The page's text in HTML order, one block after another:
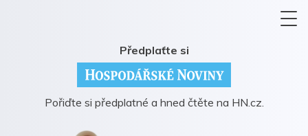
Předplaťte si
Pořiďte si předplatné a hned čtěte na HN.cz.